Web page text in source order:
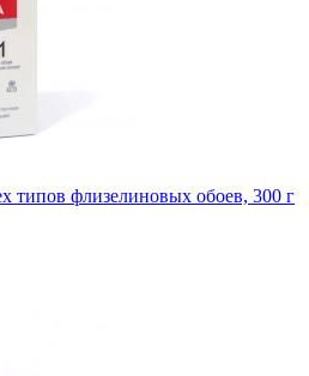
типов флизелиновых обоев, 300 г